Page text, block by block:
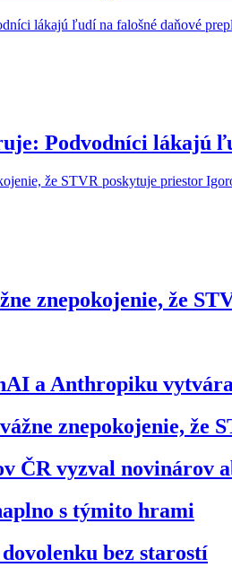
Podvodníci lákajú
znepokojenie, že
a Anthropiku
znepokojenie, že
ČR vyzval novinárov
s týmito hrami
bez starostí